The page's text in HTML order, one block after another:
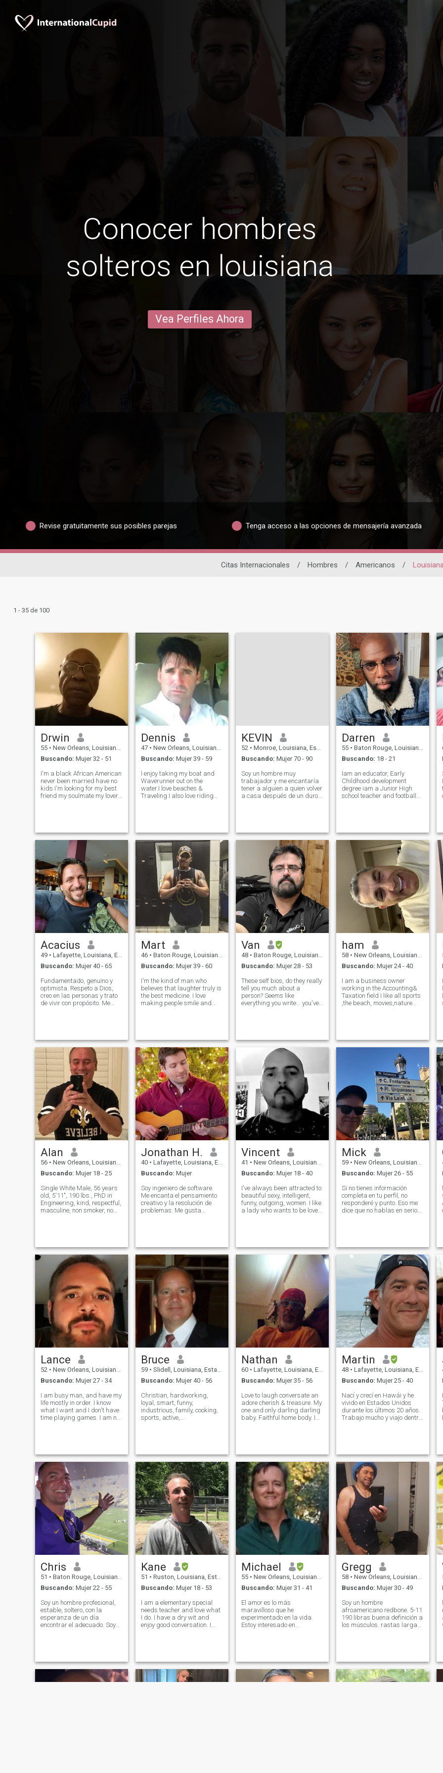
Conocer hombres
solteros en louisiana
Vea Perfiles Ahora
Revise gratuitamente sus posibles parejas Tenga acceso a las opciones de mensajería avanzada
Citas Internacionales / Hombres / Americanos /
1 - 35 de 100
Drwin
55 • New Orleans, Louisiana, Estados Unidos
Buscando: Mujer 32 - 51
I'm a black African American
never been married have no
kids I'm looking for my best
friend my soulmate my lover
out there anyone also l
Dennis
47 • New Orleans, Louisiana, Estados Unidos
Buscando: Mujer 39 - 59
I enjoy taking my boat and
Waverunner out on the
water.I love beaches &
Traveling I also love riding
Recipes from italy. Looking
for a smart fun honest
passion
KEVIN
52 • Monroe, Louisiana, Estados Unidos
Buscando: Mujer 70 - 90
Soy un hombre muy
trabajador y me encantaría
tener a alguien a quien volver
a casa después de un duro
cariñosa y relajada. Estoy
interesado en casi todo, así
que no hay nada que no
podamos hacer o hablar.
Pongo A DIOS primero en mi
vida porque no hay vida sin
Él. Necesito una mujer que se
sienta de la misma
manera!!!!!!!!!!
Darren
55 • Baton Rouge, Louisiana, Estados Unidos
Buscando: 18 - 21
Iam an educator, Early
Childhood development
degree iam a Junior High
school teacher and football
of action. I don't like playing
ga
Acacius
49 • Lafayette, Louisiana, Estados Unidos
Buscando: Mujer 40 - 65
Fundamentado, genuino y
optimista. Respeto a Dios,
creo en las personas y trato
de vivir con propósito. Me
a alguien amable, real y listo
para algo significativo.
Mart
46 • Baton Rouge, Louisiana, Estados Unidos
Buscando: Mujer 39 - 60
I'm the kind of man who
believes that laughter truly is
the best medicine. I love
making people smile and
heart. Loyalty is a big part of
m
Van
48 • Baton Rouge, Louisiana, Estados Unidos
Buscando: Mujer 28 - 53
These self bios, do they really
tell you much about a
person? Seems like
everything you write... you've
like kids, even though I don't
ham
58 • New Orleans, Louisiana, Estados Unidos
Buscando: Mujer 24 - 40
I am a business owner
working in the Accounting&
Taxation field I like all sports
,the beach, movies,nature
life with some that I can love
Alan
56 • New Orleans, Louisiana, Estados Unidos
Buscando: Mujer 18 - 25
Single White Male, 56 years
old, 5'11", 190 lbs., PhD in
Engineering, kind, respectful,
masculine, non smoker, no
conversation on just about
any
Jonathan H.
40 • Lafayette, Louisiana, Estados Unidos
Buscando: Mujer
Soy ingeniero de software.
Me encanta el pensamiento
creativo y la resolución de
problemas. Me gusta
encontrar🔎 mis proyectos en
👉GitHub👈, por ejemplo 🔎
`Pleasant_path`🔎.) 日本語
を勉強中です。まだ初心者
だが頑張りましょう。
Vincent
41 • New Orleans, Louisiana, Estados Unidos
Buscando: Mujer 18 - 40
I've always been attracted to
beautiful sexy, intelligent,
funny, outgoing, women. I like
a lady who wants to be loved
REAL KING, I'M RIGHT
Mick
59 • New Orleans, Louisiana, Estados Unidos
Buscando: Mujer 26 - 55
Si no tienes información
completa en tu perfil, no
responderé y punto. Eso me
dice que no hablas en serio
grosero pedir dinero a un
completo
Lance
52 • New Orleans, Louisiana, Estados Unidos
Buscando: Mujer 27 - 34
I am busy man, and have my
life mostly in order. I know
what I want and I don't have
time playing games. I am not
loyal to my fe
Bruce
59 • Slidell, Louisiana, Estados Unidos
Buscando: Mujer 40 - 56
Christian, hardworking,
loyal, smart, funny,
industrious, family, cooking,
sports, active,
healthy. Read a lot of books
that make me think. Close
Nathan
60 • Lafayette, Louisiana, Estados Unidos
Buscando: Mujer 35 - 56
Love to laugh conversate an
adore cherish & treasure. My
one and only darling darling
baby. Faithful home body. I
Expect no less from y
Martin
48 • Lafayette, Louisiana, Estados Unidos
Buscando: Mujer 25 - 40
Nací y crecí en Hawái y he
vivido en Estados Unidos
durante los últimos 20 años.
Trabajo mucho y viajo dentro
encanta cocinar y me
encanta abrazarme, solo
diciendo 🤷🏽‍♂️
Chris
51 • Baton Rouge, Louisiana, Estados Unidos
Buscando: Mujer 22 - 55
Soy un hombre profesional,
estable, soltero, con la
esperanza de un día
encontrar el adecuado. Soy
seguir el ritmo de la
conversación. : ) Puede que
necesite un poco de ayuda. : )
Si usted es capaz de hablar
Kane
51 • Ruston, Louisiana, Estados Unidos
Buscando: Mujer 18 - 53
I am a elementary special
needs teacher and love what
I do. I have a dry wit and
enjoy good conversation. I
have an 11 year old son tha
Michael
55 • New Orleans, Louisiana, Estados Unidos
Buscando: Mujer 31 - 41
El amor es lo más
maravilloso que he
experimentado en la vida.
Estoy interesado en
interés es encontrar a una
mujer y comenzar una vida
con ella que dure toda la
vida.
Gregg
58 • New Orleans, Louisiana, Estados Unidos
Buscando: Mujer 30 - 49
Soy un hombre
afroamericano redbone. 5-11
190 libras buena definición a
los músculos. rastas largas.
temiendo. También paciente
lol.Making mi camino hacia
la independencia a través
del negocio de logística de